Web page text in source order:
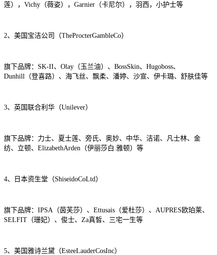
莲），Vichy（薇姿），Garnier（卡尼尔），羽西，小护士等
2、美国宝洁公司（TheProcterGambleCo）
旗下品牌：SK-II、Olay（玉兰油）、BossSkin、Hugoboss、
Dunhill（登喜路）、海飞丝、飘柔、潘婷、沙宣、伊卡璐、舒肤佳等
3、英国联合利华（Unilever）
旗下品牌：力士、夏士莲、旁氏、奥妙、中华、洁诺、凡士林、金
纺、立顿、ElizabethArden（伊丽莎白.雅顿）等
4、日本资生堂（ShiseidoCoLtd）
旗下品牌：IPSA（茵芙莎）、Ettusais（爱杜莎）、AUPRES欧珀莱、
SELFIT（珊妃）、俊士、Za真皙、三宅一生等
5、美国雅诗兰黛（EsteeLauderCosInc）